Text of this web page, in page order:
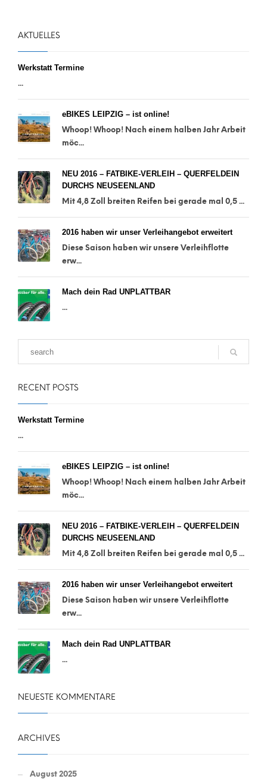
AKTUELLES
Werkstatt Termine
...
eBIKES LEIPZIG – ist online!
Whoop! Whoop! Nach einem halben Jahr Arbeit
möc...
NEU 2016 – FATBIKE-VERLEIH – QUERFELDEIN
DURCHS NEUSEENLAND
Mit 4,8 Zoll breiten Reifen bei gerade mal 0,5 ...
2016 haben wir unser Verleihangebot erweitert
Diese Saison haben wir unsere Verleihflotte
erw...
Mach dein Rad UNPLATTBAR
...
RECENT POSTS
Werkstatt Termine
...
eBIKES LEIPZIG – ist online!
Whoop! Whoop! Nach einem halben Jahr Arbeit
möc...
NEU 2016 – FATBIKE-VERLEIH – QUERFELDEIN
DURCHS NEUSEENLAND
Mit 4,8 Zoll breiten Reifen bei gerade mal 0,5 ...
2016 haben wir unser Verleihangebot erweitert
Diese Saison haben wir unsere Verleihflotte
erw...
Mach dein Rad UNPLATTBAR
...
NEUESTE KOMMENTARE
ARCHIVES
August 2025